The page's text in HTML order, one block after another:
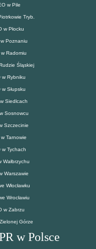
w Pile
Tryb.
w Płocku
Poznaniu
Radomiu
Śląskiej
w Rybniku
Słupsku
Siedlcach
Sosnowcu
Szczecinie
Tarnowie
Tychach
Warszawie
Włocławku
Wrocławiu
w Zabrzu
Górze
w Polsce